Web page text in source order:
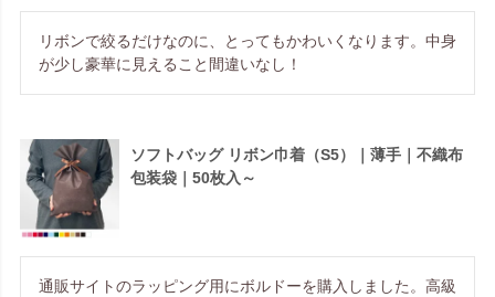
リボンで絞るだけなのに、とってもかわいくなります。中身
が少し豪華に見えること間違いなし！
ソフトバッグ リボン巾着（S5）｜薄手｜不織布
包装袋｜50枚入～
通販サイトのラッピング用にボルドーを購入しました。高級